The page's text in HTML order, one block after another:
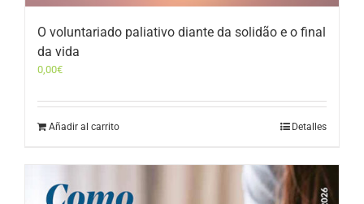
O voluntariado paliativo diante da solidão e o final
da vida
0,00€
Añadir al carrito Detalles